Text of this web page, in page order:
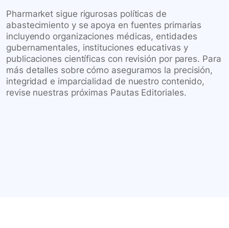
Pharmarket sigue rigurosas políticas de
abastecimiento y se apoya en fuentes primarias
incluyendo organizaciones médicas, entidades
gubernamentales, instituciones educativas y
publicaciones científicas con revisión por pares. Para
más detalles sobre cómo aseguramos la precisión,
integridad e imparcialidad de nuestro contenido,
revise nuestras próximas Pautas Editoriales.